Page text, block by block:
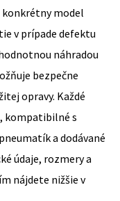
konkrétny model
v prípade defektu
náhradou
bezpečne
opravy. Každé
kompatibilné s
a dodávané
údaje, rozmery a
nájdete nižšie v